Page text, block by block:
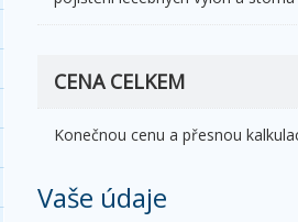
CENA CELKEM
Konečnou cenu a přesnou
Vaše údaje